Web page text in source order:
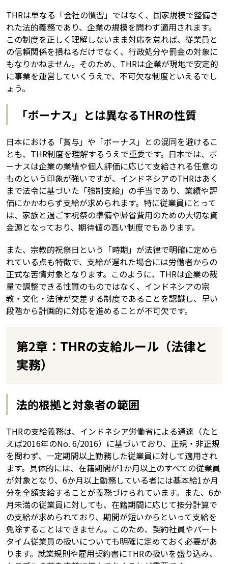
THRは単なる「会社の慣習」ではなく、国家規模で整備さ
れた法的義務であり、企業の規模を問わず適用されます。
この制度を正しく理解しないまま対応を怠れば、従業員と
の信頼関係を損ねるだけでなく、行政処分や罰金の対象に
もなりかねません。そのため、THRは企業が現地で安定的
に事業を運営していくうえで、不可欠な制度といえるでし
ょう。
「ボーナス」とは異なるTHRの性質
日本における「賞与」や「ボーナス」との混同を避けるこ
とも、THR制度を理解するうえで重要です。日本では、ボ
ーナスは企業の業績や個人評価に応じて支給される任意の
ものという印象が強いですが、インドネシアのTHRはあく
まで法令に基づいた「強制支給」の手当であり、業績や評
価にかかわらず支給が求められます。特に従業員にとって
は、家族と過ごす祝祭の準備や帰省費用のための大切な資
金源となっており、期待値の高い制度でもあります。
また、宗教的祝祭日という「時期」が法律で明確に定めら
れている点も特徴で、支給が遅れた場合には労働者からの
正式な苦情対象となります。このように、THRは企業の裁
量で調整できる性質のものではなく、インドネシアの宗
教・文化・法律が交差する制度であることを認識し、早い
段階から計画的に対応を進めることが不可欠です。
第2章：THRの支給ルール（法律と
実務）
法的根拠と対象者の範囲
THRの支給義務は、インドネシア労働省による通達（たと
えば2016年のNo. 6/2016）に基づいており、正規・非正規
を問わず、一定期間以上勤務した従業員に対して適用され
ます。具体的には、在籍期間が1か月以上のすべての従業員
が対象となり、6か月以上勤務している者には基本給1か月
分を全額支給することが義務づけられています。また、6か
月未満の従業員に対しても、在籍期間に応じて按分計算で
の支給が求められており、期間が短いからといって支給を
免除することはできません。このため、契約社員やパート
タイム従業員の扱いについても明確に定めておく必要があ
ります。就業規則や雇用契約書にTHRの扱いを盛り込み、